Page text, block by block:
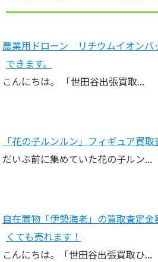
農業用ドローン リチウムイオンバ
できます。
こんにちは。 「世田谷出張買取…
「花の子ルンルン」フィギュア買取
だいぶ前に集めていた花の子ルン…
自在置物「伊勢海老」の買取査定
くても売れます！
こんにちは。「世田谷出張買取ひ…